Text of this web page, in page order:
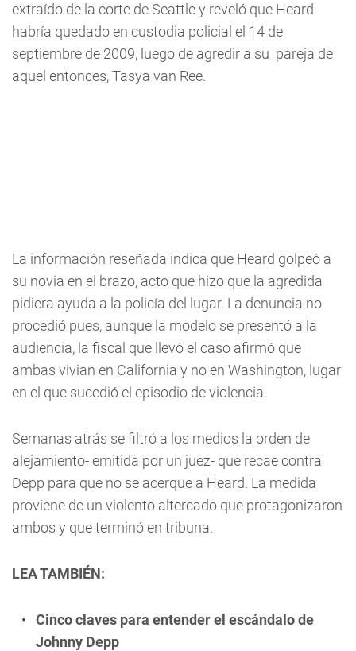
extraído de la corte de Seattle y reveló que Heard
habría quedado en custodia policial el 14 de
septiembre de 2009, luego de agredir a su pareja de
aquel entonces, Tasya van Ree.
La información reseñada indica que Heard golpeó a
su novia en el brazo, acto que hizo que la agredida
pidiera ayuda a la policía del lugar. La denuncia no
procedió pues, aunque la modelo se presentó a la
audiencia, la fiscal que llevó el caso afirmó que
ambas vivian en California y no en Washington, lugar
en el que sucedió el episodio de violencia.
Semanas atrás se filtró a los medios la orden de
alejamiento- emitida por un juez- que recae contra
Depp para que no se acerque a Heard. La medida
proviene de un violento altercado que protagonizaron
ambos y que terminó en tribuna.
LEA TAMBIÉN:
Cinco claves para entender el escándalo de
Johnny Depp